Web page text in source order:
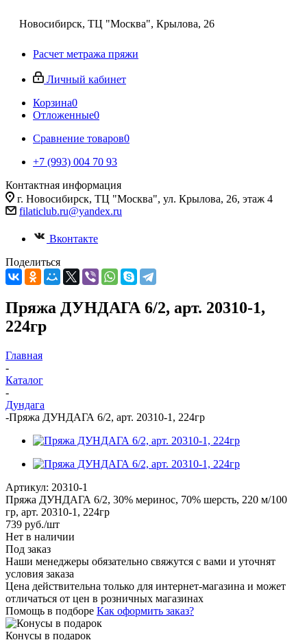
Новосибирск, ТЦ "Москва", Крылова, 26
Расчет метража пряжи
Личный кабинет
Корзина0
Отложенные0
Сравнение товаров0
+7 (993) 004 70 93
Контактная информация
г. Новосибирск, ТЦ "Москва", ул. Крылова, 26, этаж 4
filaticlub.ru@yandex.ru
Вконтакте
Поделиться
Пряжа ДУНДАГА 6/2, арт. 20310-1,
224гр
Главная
-
Каталог
-
Дундага
-Пряжа ДУНДАГА 6/2, арт. 20310-1, 224гр
Артикул: 20310-1
Пряжа ДУНДАГА 6/2, 30% меринос, 70% шерсть, 220 м/100
гр, арт. 20310-1, 224гр
739 руб./шт
Нет в наличии
Под заказ
Наши менеджеры обязательно свяжутся с вами и уточнят
условия заказа
Цена действительна только для интернет-магазина и может
отличаться от цен в розничных магазинах
Помощь в подборе Как оформить заказ?
Конусы в подарок